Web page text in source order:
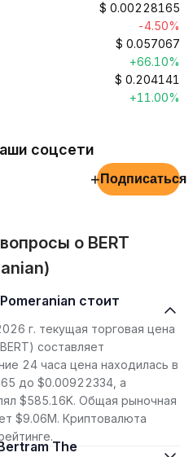
$ 0.00228165
-4.50%
$ 0.057067
+66.10%
$ 0.204141
+11.00%
соцсети
+ Подписаться
о BERT
г. текущая торговая цена
составляет
24 часа цена находилась в
до $0.00922334, а
$585.16K. Общая рыночная
$9.06M. Криптовалюта